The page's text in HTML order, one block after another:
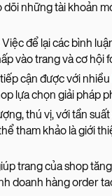
những tài khoản
Việc để lại các bình
vào trang và cơ hội
cận được với nhiều
lựa chọn giải pháp
thú vị, với tần
tham khảo là giới
trang của shop
doanh hàng order